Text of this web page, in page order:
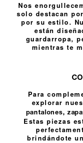
Nos
solo destacan
por su estilo.
están
guardarropa,
mientras te
Para
explorar
pantalones,
Estas piezas
brindándote